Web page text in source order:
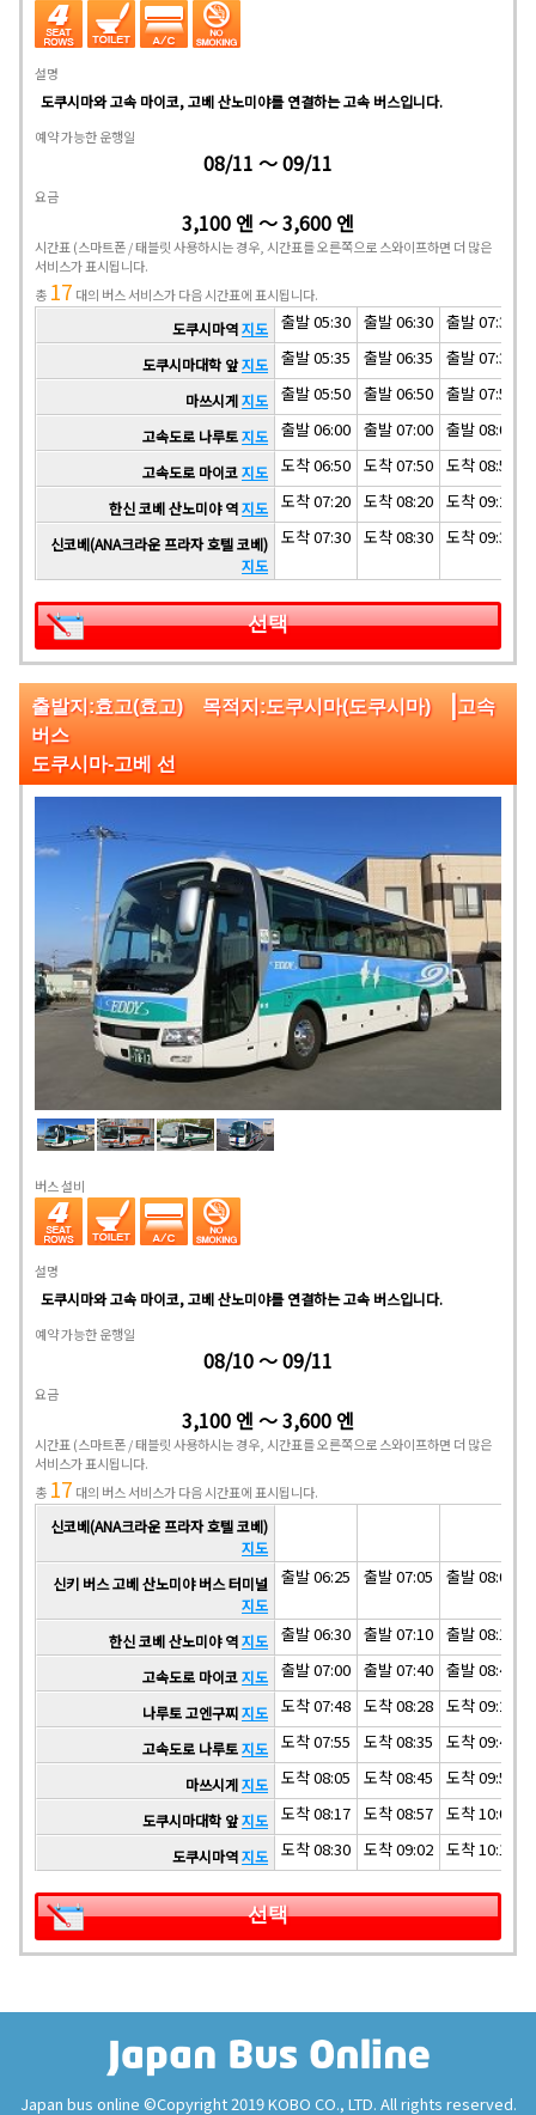
설명
도쿠시마와 고속 마이코, 고베 산노미야를 연결하는 고속 버스입니다.
예약 가능한 운행일
08/11 ～ 09/11
요금
3,100 엔 ～ 3,600 엔
시간표 (스마트폰 / 태블릿 사용하시는 경우, 시간표를 오른쪽으로 스와이프하면 더 많은
서비스가 표시됩니다.
총 17 대의 버스 서비스가 다음 시간표에 표시됩니다.
도쿠시마역지도 출발 05:30 출발 06:30 출발 07:30
도쿠시마대학 앞지도 출발 05:35 출발 06:35 출발 07:35
마쓰시게지도 출발 05:50 출발 06:50 출발 07:50
고속도로 나루토지도 출발 06:00 출발 07:00 출발 08:00
고속도로 마이코지도 도착 06:50 도착 07:50 도착 08:50
한신 코베 산노미야 역지도 도착 07:20 도착 08:20 도착 09:20
신코베(ANA크라운 프라자 호텔 코베)
지도
도착 07:30 도착 08:30 도착 09:30
선택
출발지:효고(효고) 목적지:도쿠시마(도쿠시마) |고속
버스
도쿠시마-고베 선
버스 설비
설명
도쿠시마와 고속 마이코, 고베 산노미야를 연결하는 고속 버스입니다.
예약 가능한 운행일
08/10 ～ 09/11
요금
3,100 엔 ～ 3,600 엔
시간표 (스마트폰 / 태블릿 사용하시는 경우, 시간표를 오른쪽으로 스와이프하면 더 많은
서비스가 표시됩니다.
총 17 대의 버스 서비스가 다음 시간표에 표시됩니다.
신코베(ANA크라운 프라자 호텔 코베)
지도
신키 버스 고베 산노미야 버스 터미널
지도
출발 06:25 출발 07:05 출발 08:05
한신 코베 산노미야 역지도 출발 06:30 출발 07:10 출발 08:10
고속도로 마이코지도 출발 07:00 출발 07:40 출발 08:40
나루토 고엔구찌지도 도착 07:48 도착 08:28 도착 09:28
고속도로 나루토지도 도착 07:55 도착 08:35 도착 09:44
마쓰시게지도 도착 08:05 도착 08:45 도착 09:54
도쿠시마대학 앞지도 도착 08:17 도착 08:57 도착 10:06
도쿠시마역지도 도착 08:30 도착 09:02 도착 10:11
선택
Japan bus online ©Copyright 2019 KOBO CO., LTD. All rights reserved.